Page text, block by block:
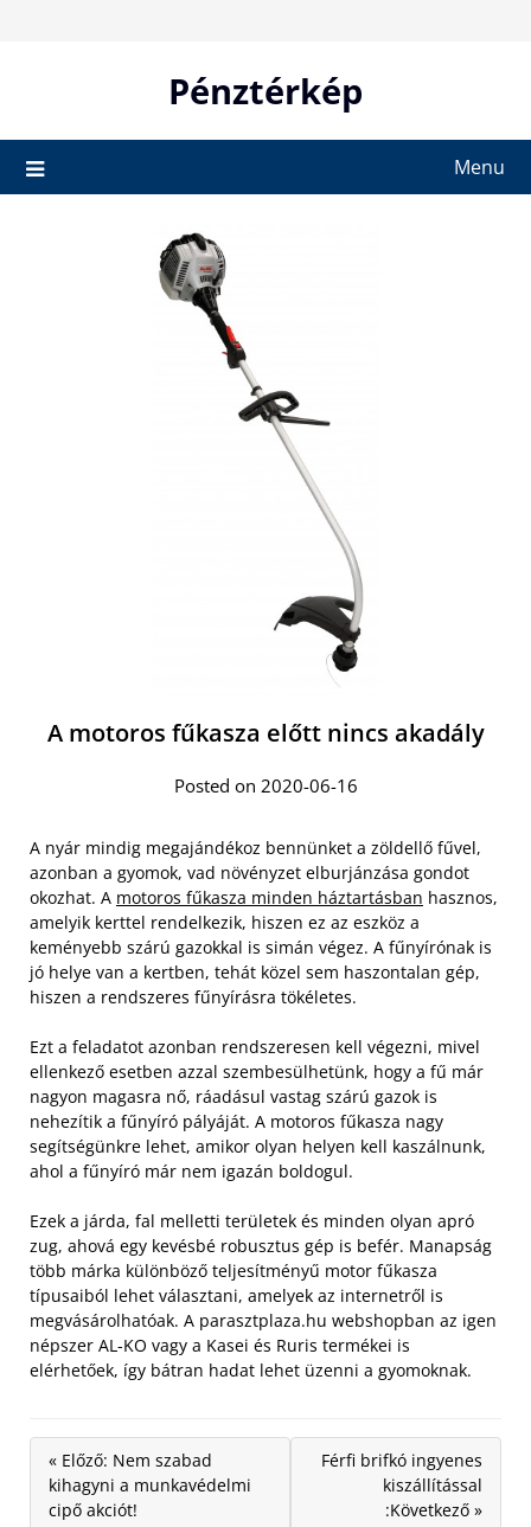
Pénztérkép
Menu
A motoros fűkasza előtt nincs akadály
Posted on 2020-06-16
A nyár mindig megajándékoz bennünket a zöldellő fűvel,
azonban a gyomok, vad növényzet elburjánzása gondot
okozhat. A motoros fűkasza minden háztartásban hasznos,
amelyik kerttel rendelkezik, hiszen ez az eszköz a
keményebb szárú gazokkal is simán végez. A fűnyírónak is
jó helye van a kertben, tehát közel sem haszontalan gép,
hiszen a rendszeres fűnyírásra tökéletes.
Ezt a feladatot azonban rendszeresen kell végezni, mivel
ellenkező esetben azzal szembesülhetünk, hogy a fű már
nagyon magasra nő, ráadásul vastag szárú gazok is
nehezítik a fűnyíró pályáját. A motoros fűkasza nagy
segítségünkre lehet, amikor olyan helyen kell kaszálnunk,
ahol a fűnyíró már nem igazán boldogul.
Ezek a járda, fal melletti területek és minden olyan apró
zug, ahová egy kevésbé robusztus gép is befér. Manapság
több márka különböző teljesítményű motor fűkasza
típusaiból lehet választani, amelyek az internetről is
megvásárolhatóak. A parasztplaza.hu webshopban az igen
népszer AL-KO vagy a Kasei és Ruris termékei is
elérhetőek, így bátran hadat lehet üzenni a gyomoknak.
« Előző: Nem szabad
kihagyni a munkavédelmi
cipő akciót!
Férfi brifkó ingyenes
kiszállítással
:Következő »